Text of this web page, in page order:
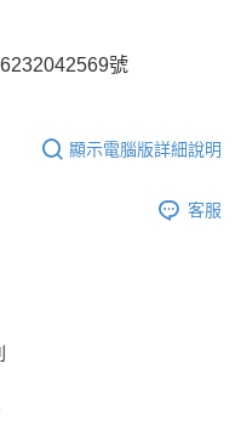
號
顯示電腦版詳細說明
客服